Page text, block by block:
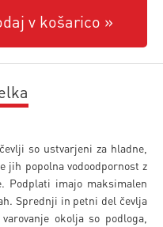
v košarico
so ustvarjeni za hladne,
jih popolna vodoodpornost z
Podplati imajo maksimalen
Sprednji in petni del čevlja
okolja so podloga,